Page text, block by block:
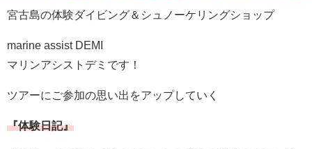
宮古島の体験ダイビング＆シュノーケリングショップ
marine assist DEMI
マリンアシストデミです！
ツアーにご参加の思い出をアップしていく
『体験日記』